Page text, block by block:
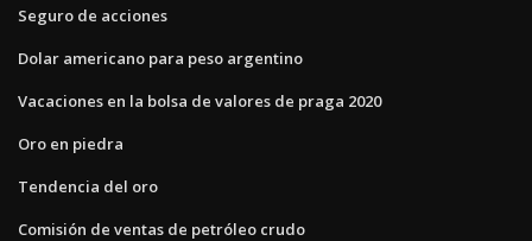
Seguro de acciones
Dolar americano para peso argentino
Vacaciones en la bolsa de valores de praga 2020
Oro en piedra
Tendencia del oro
Comisión de ventas de petróleo crudo